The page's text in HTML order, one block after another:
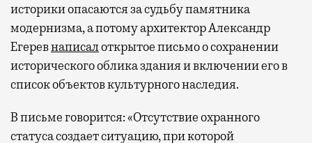
историки опасаются за судьбу памятника
модернизма, а потому архитектор Александр
Егеревнаписалоткрытое письмо о сохранении
исторического облика здания и включении его в
список объектов культурного наследия.
В письме говорится: «Отсутствие охранного
статуса создает ситуацию, при которой